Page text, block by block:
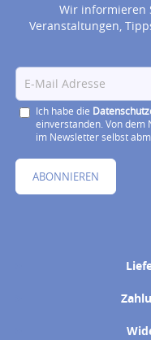
Wir informieren
Veranstaltungen,
Ich habe die
einverstanden. Von dem
im Newsletter selbst
ABONNIEREN